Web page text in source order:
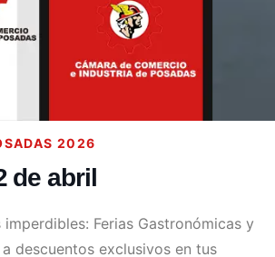
2026
de abril
Ferias Gastronómicas y
descuentos exclusivos en tus